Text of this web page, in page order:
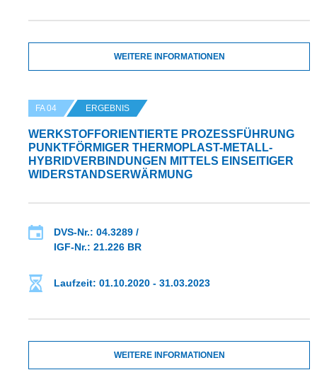
WEITERE INFORMATIONEN
FA 04 ERGEBNIS
WERKSTOFFORIENTIERTE PROZESSFÜHRUNG
PUNKTFÖRMIGER THERMOPLAST-METALL-
HYBRIDVERBINDUNGEN MITTELS EINSEITIGER
WIDERSTANDSERWÄRMUNG
DVS-Nr.: 04.3289 /
IGF-Nr.: 21.226 BR
Laufzeit: 01.10.2020 - 31.03.2023
WEITERE INFORMATIONEN